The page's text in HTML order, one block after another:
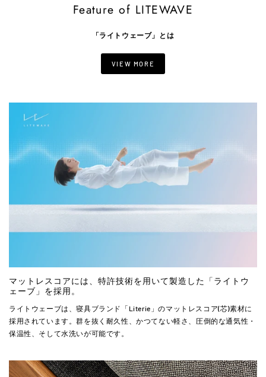
Feature of LITEWAVE
「ライトウェーブ」とは
VIEW MORE
マットレスコアには、特許技術を用いて製造した「ライトウ
ェーブ」を採用。
ライトウェーブは、寝具ブランド「Literie」のマットレスコア(芯)素材に
採用されています。群を抜く耐久性、かつてない軽さ、圧倒的な通気性・
保温性、そして水洗いが可能です。